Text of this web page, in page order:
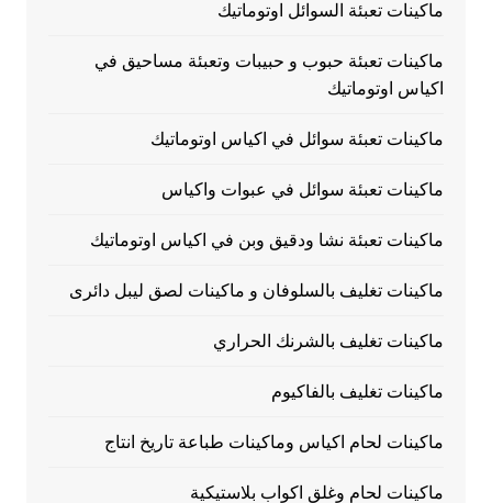
ماكينات تعبئة السوائل اوتوماتيك
ماكينات تعبئة حبوب و حبيبات وتعبئة مساحيق في
اكياس اوتوماتيك
ماكينات تعبئة سوائل في اكياس اوتوماتيك
ماكينات تعبئة سوائل في عبوات واكياس
ماكينات تعبئة نشا ودقيق وبن في اكياس اوتوماتيك
ماكينات تغليف بالسلوفان و ماكينات لصق ليبل دائرى
ماكينات تغليف بالشرنك الحراري
ماكينات تغليف بالفاكيوم
ماكينات لحام اكياس وماكينات طباعة تاريخ انتاج
ماكينات لحام وغلق اكواب بلاستيكية